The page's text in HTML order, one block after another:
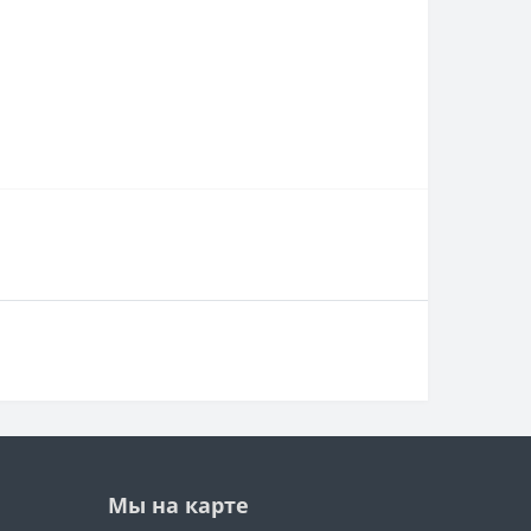
Мы на карте